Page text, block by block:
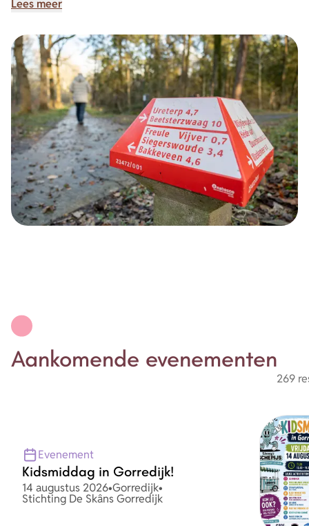
kunnen helpen. Je vindt ze op dit platform.
Lees meer
Aankomende evenementen
269
Evenement
Kidsmiddag in Gorredijk!
Datum
14 augustus 2026•Plaats
Gorredijk•
Organisatie
Stichting De Skâns Gorredijk